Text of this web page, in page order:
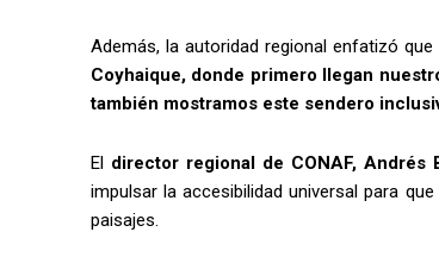
Además, la autoridad regional enfatizó
Coyhaique, donde primero llegan
también mostramos este sendero
El director regional de CONAF, Andrés
impulsar la accesibilidad universal para
paisajes.